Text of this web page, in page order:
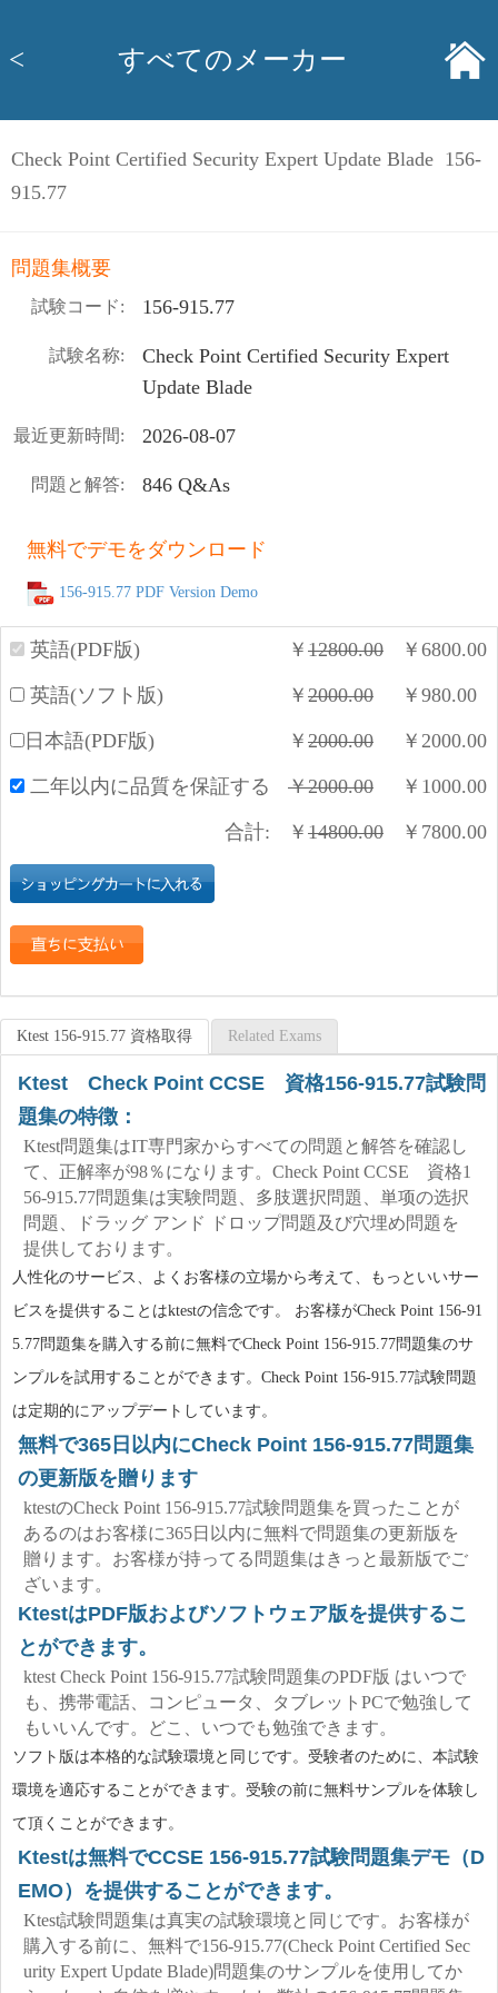
< すべてのメーカー
Check Point Certified Security Expert Update Blade 156-
915.77
問題集概要
試験コード: 156-915.77
試験名称:
Check Point Certified Security Expert
Update Blade
最近更新時間: 2026-08-07
問題と解答: 846 Q&As
無料でデモをダウンロード
156-915.77 PDF Version Demo
英語(PDF版) ￥ 12800.00 ￥ 6800.00
英語(ソフト版) ￥ 2000.00 ￥ 980.00
日本語(PDF版) ￥ 2000.00 ￥ 2000.00
二年以内に品質を保証する ￥2000.00 ￥ 1000.00
合計: ￥ 14800.00 ￥ 7800.00
Ktest 156-915.77 資格取得 Related Exams
Ktest Check Point CCSE 資格156-915.77試験問
題集の特徴：
Ktest問題集はIT専門家からすべての問題と解答を確認し
て、正解率が98％になります。Check Point CCSE 資格1
56-915.77問題集は実験問題、多肢選択問題、単项の选択
問題、ドラッグ アンド ドロップ問題及び穴埋め問題を
提供しております。
人性化のサービス、よくお客様の立場から考えて、もっといいサー
ビスを提供することはktestの信念です。 お客様がCheck Point 156-91
5.77問題集を購入する前に無料でCheck Point 156-915.77問題集のサ
ンプルを試用することができます。Check Point 156-915.77試験問題
は定期的にアップデートしています。
無料で365日以内にCheck Point 156-915.77問題集
の更新版を贈ります
ktestのCheck Point 156-915.77試験問題集を買ったことが
あるのはお客様に365日以内に無料で問題集の更新版を
贈ります。お客様が持ってる問題集はきっと最新版でご
ざいます。
KtestはPDF版およびソフトウェア版を提供するこ
とができます。
ktest Check Point 156-915.77試験問題集のPDF版 はいつで
も、携帯電話、コンピュータ、タブレットPCで勉強して
もいいんです。どこ、いつでも勉強できます。
ソフト版は本格的な試験環境と同じです。受験者のために、本試験
環境を適応することができます。受験の前に無料サンプルを体験し
て頂くことができます。
Ktestは無料でCCSE 156-915.77試験問題集デモ（D
EMO）を提供することができます。
Ktest試験問題集は真実の試験環境と同じです。お客様が
購入する前に、無料で156-915.77(Check Point Certified Sec
urity Expert Update Blade)問題集のサンプルを使用してか